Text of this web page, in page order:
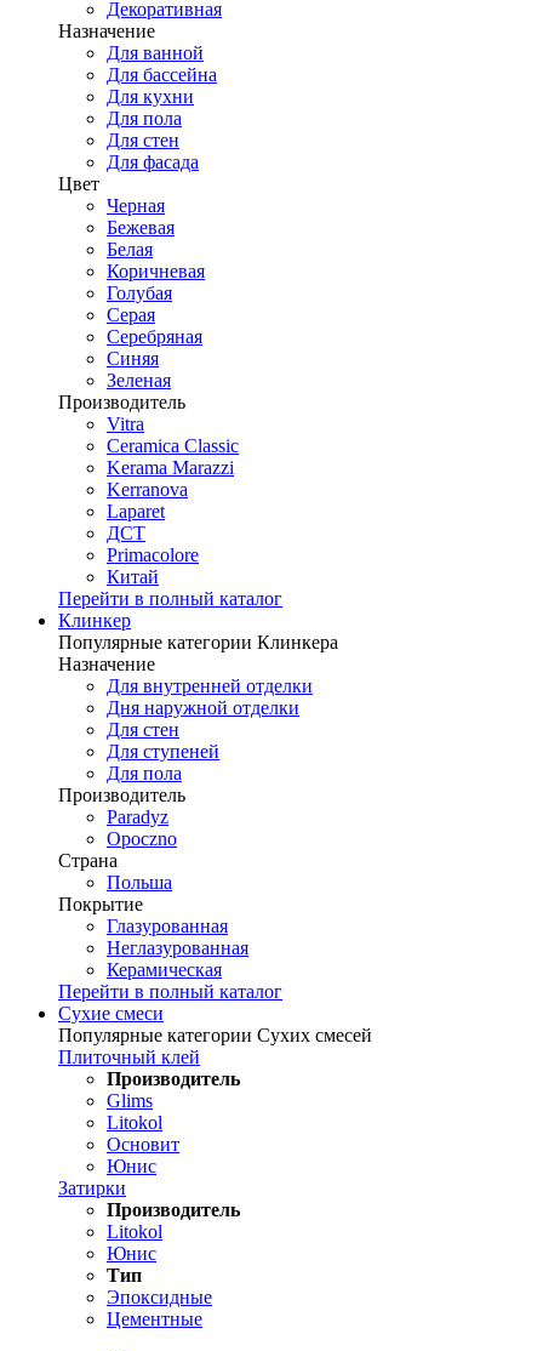
Декоративная
Назначение
Для ванной
Для бассейна
Для кухни
Для пола
Для стен
Для фасада
Цвет
Черная
Бежевая
Белая
Коричневая
Голубая
Серая
Серебряная
Синяя
Зеленая
Производитель
Vitra
Ceramica Classic
Kerama Marazzi
Kerranova
Laparet
ДСТ
Primacolore
Китай
Перейти в полный каталог
Клинкер
Популярные категории Клинкера
Назначение
Для внутренней отделки
Дня наружной отделки
Для стен
Для ступеней
Для пола
Производитель
Paradyz
Opoczno
Страна
Польша
Покрытие
Глазурованная
Неглазурованная
Керамическая
Перейти в полный каталог
Сухие смеси
Популярные категории Сухих смесей
Плиточный клей
Производитель
Glims
Litokol
Основит
Юнис
Затирки
Производитель
Litokol
Юнис
Тип
Эпоксидные
Цементные